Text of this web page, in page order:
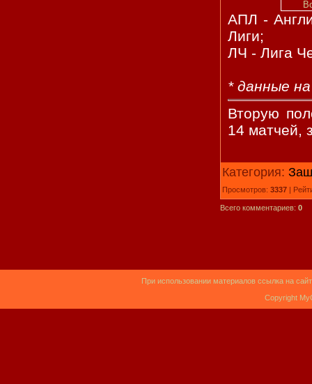
АПЛ -
Лиги;
ЛЧ - Лига
* данные
Вторую
14 матчей,
Категория:
Просмотров: 3337 |
Всего комментариев: 0
При использовании материалов ссылка на
Copyright